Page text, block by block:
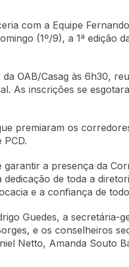
com a Equipe Fernando
(1º/9), a 1ª edição
OAB/Casag às 6h30,
As inscrições se
premiaram os
a presença da
de toda a
e a confiança de
Guedes, a secretária-
e os conselheiros
Netto, Amanda Souto